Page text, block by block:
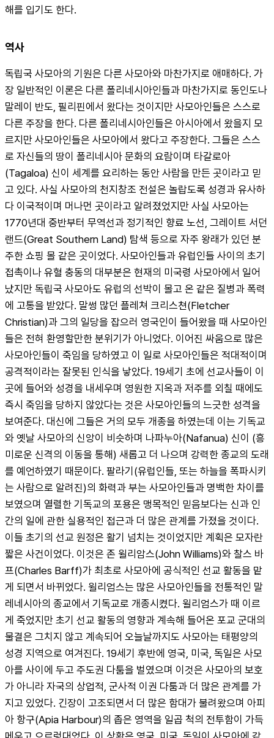
해를 입기도 한다.
역사
독립국 사모아의 기원은 다른 사모아와 마찬가지로 애매하다. 가
장 일반적인 이론은 다른 폴리네시아인들과 마찬가지로 동인도나
말레이 반도, 필리핀에서 왔다는 것이지만 사모아인들은 스스로
다른 주장을 한다. 다른 폴리네시아인들은 아시아에서 왔을지 모
르지만 사모아인들은 사모아에서 왔다고 주장한다. 그들은 스스
로 자신들의 땅이 폴리네시아 문화의 요람이며 타갈로아
(Tagaloa) 신이 세계를 요리하는 동안 사람을 만든 곳이라고 믿
고 있다. 사실 사모아의 천지창조 전설은 놀랍도록 성경과 유사하
다 이국적이며 머나먼 곳이라고 알려졌었지만 사실 사모아는
1770년대 중반부터 무역선과 정기적인 향료 노선, 그레이트 서던
랜드(Great Southern Land) 탐색 등으로 자주 왕래가 있던 분
주한 쇼핑 몰 같은 곳이었다. 사모아인들과 유럽인들 사이의 초기
접촉이나 유혈 충동의 대부분은 현재의 미국령 사모아에서 일어
났지만 독립국 사모아도 유럽의 선박이 몰고 온 같은 질병과 폭력
에 고통을 받았다. 말썽 많던 플레쳐 크리스쳔(Fletcher
Christian)과 그의 일당을 잡으러 영국인이 들어왔을 때 사모아인
들은 전혀 환영할만한 분위기가 아니었다. 이어진 싸움으로 많은
사모아인들이 죽임을 당하였고 이 일로 사모아인들은 적대적이며
공격적이라는 잘못된 인식을 낳았다. 19세기 초에 선교사들이 이
곳에 들어와 성경을 내세우며 영원한 지옥과 저주를 외칠 때에도
즉시 죽임을 당하지 않았다는 것은 사모아인들의 느긋한 성격을
보여준다. 대신에 그들은 거의 모두 개종을 하였는데 이는 기독교
와 옛날 사모아의 신앙이 비슷하며 나파누아(Nafanua) 신이 (흥
미로운 신격의 이동을 통해) 새롭고 더 나으며 강력한 종교의 도래
를 예언하였기 때문이다. 팔라기(유럽인들, 또는 하늘을 폭파시키
는 사람으로 알려진)의 화력과 부는 사모아인들과 명백한 차이를
보였으며 열렬한 기독교의 포용은 맹목적인 믿음보다는 신과 인
간의 일에 관한 실용적인 접근과 더 많은 관계를 가졌을 것이다.
이들 초기의 선교 원정은 활기 넘치는 것이었지만 계획은 모자란
짧은 사건이었다. 이것은 존 윌리암스(John Williams)와 찰스 바
프(Charles Barff)가 최초로 사모아에 공식적인 선교 활동을 맡
게 되면서 바뀌었다. 윌리엄스는 많은 사모아인들을 전통적인 말
레네시아의 종교에서 기독교로 개종시켰다. 윌리엄스가 때 이르
게 죽었지만 초기 선교 활동의 영향과 계속해 들어온 포교 군대의
물결은 그치지 않고 계속되어 오늘날까지도 사모아는 태평양의
성경 지역으로 여겨진다. 19세기 후반에 영국, 미국, 독일은 사모
아를 사이에 두고 주도권 다툼을 벌였으며 이것은 사모아의 보호
가 아니라 자국의 상업적, 군사적 이권 다툼과 더 많은 관계를 가
지고 있었다. 긴장이 고조되면서 더 많은 함대가 불려왔으며 아피
아 항구(Apia Harbour)의 좁은 영역을 일곱 척의 전투함이 가득